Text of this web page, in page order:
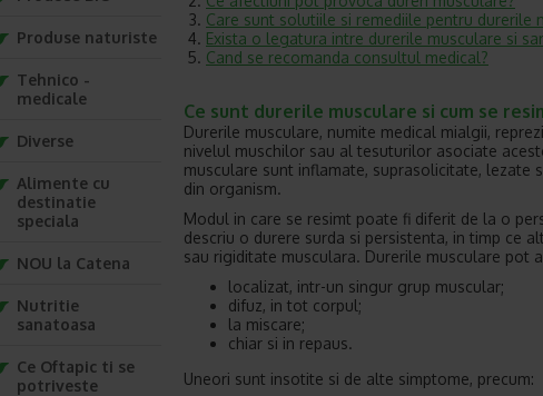
Care sunt solutiile si remediile pentru durerile
Exista o legatura intre durerile musculare si
Cand se recomanda consultul medical?
Ce sunt durerile musculare si cum se
Durerile musculare, numite medical mialgii,
nivelul muschilor sau al tesuturilor asociate
musculare sunt inflamate, suprasolicitate, lezate
din organism.
Modul in care se resimt poate fi diferit de la o
descriu o durere surda si persistenta, in timp ce
sau rigiditate musculara. Durerile musculare pot
localizat, intr-un singur grup muscular;
difuz, in tot corpul;
la miscare;
chiar si in repaus.
Uneori sunt insotite si de alte simptome, precum:
Produse naturiste
Tehnico -
medicale
Diverse
Alimente cu
destinatie
speciala
NOU la Catena
Nutritie
sanatoasa
Ce Oftapic ti se
potriveste